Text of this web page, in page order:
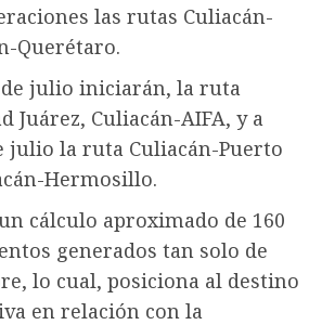
las rutas Culiacán-
Querétaro.
julio iniciarán, la ruta
Juárez, Culiacán-AIFA, y a
julio la ruta Culiacán-Puerto
Hermosillo.
cálculo aproximado de 160
generados tan solo de
lo cual, posiciona al destino
en relación con la